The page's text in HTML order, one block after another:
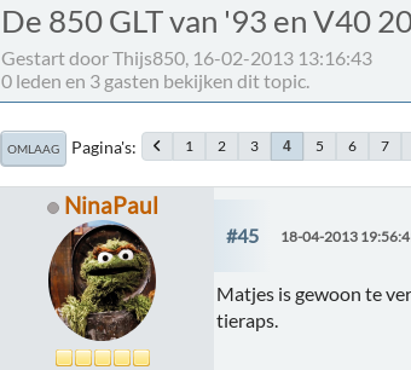
De 850 GLT van '93 en V40
Gestart door Thijs850, 16-02-2013 13:16:43
0 leden en 3 gasten bekijken dit topic.
OMLAAG Pagina's 1 2 3 4 5 6 7
NinaPaul
#45 18-04-2013
Matjes is gewoon te
tieraps.